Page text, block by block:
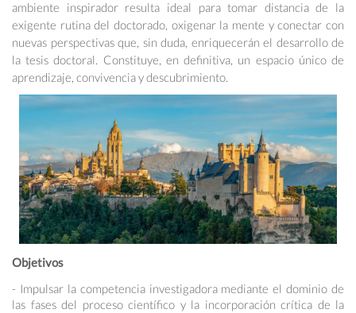
ambiente inspirador resulta ideal para tomar distancia de la
exigente rutina del doctorado, oxigenar la mente y conectar con
nuevas perspectivas que, sin duda, enriquecerán el desarrollo de
la tesis doctoral. Constituye, en definitiva, un espacio único de
aprendizaje, convivencia y descubrimiento.
Objetivos
- Impulsar la competencia investigadora mediante el dominio de
las fases del proceso científico y la incorporación crítica de la